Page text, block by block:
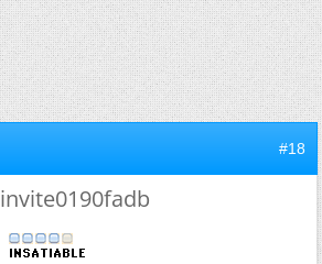
#18
invite0190fadb